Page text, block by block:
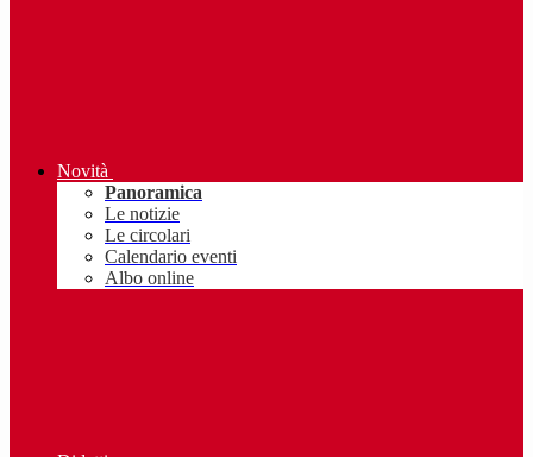
Novità
Panoramica
Le notizie
Le circolari
Calendario eventi
Albo online